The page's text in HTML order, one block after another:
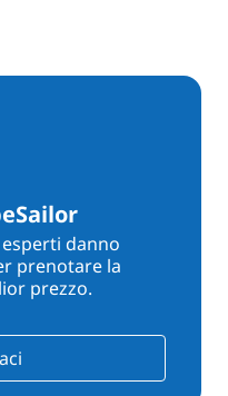
danno
prenotare la
prezzo.